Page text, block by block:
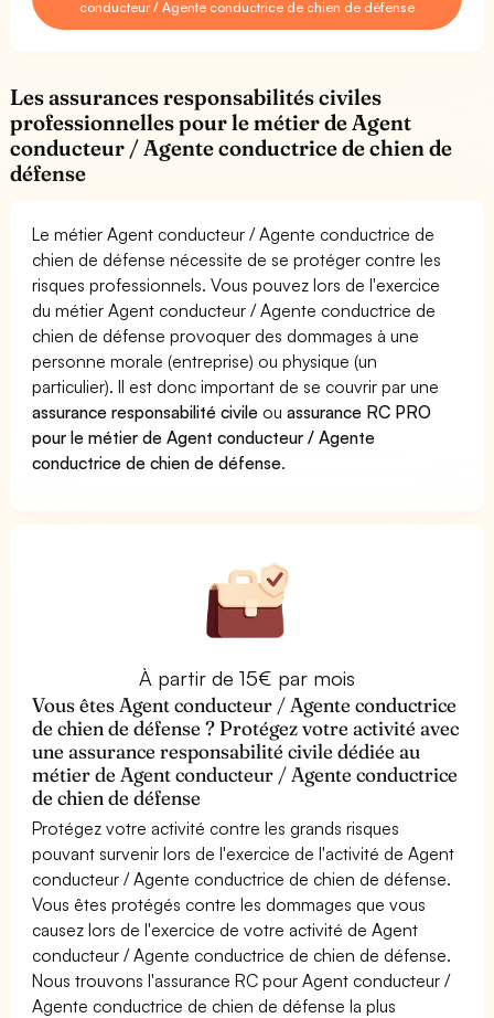
conducteur / Agente conductrice de chien de défense
Les assurances responsabilités civiles
professionnelles pour le métier de Agent
conducteur / Agente conductrice de chien de
défense
Le métier Agent conducteur / Agente conductrice de
chien de défense nécessite de se protéger contre les
risques professionnels. Vous pouvez lors de l'exercice
du métier Agent conducteur / Agente conductrice de
chien de défense provoquer des dommages à une
personne morale (entreprise) ou physique (un
particulier). Il est donc important de se couvrir par une
assurance responsabilité civile ouassurance RC PRO
pour le métier de Agent conducteur / Agente
conductrice de chien de défense.
À partir de 15€ par mois
Vous êtes Agent conducteur / Agente conductrice
de chien de défense ? Protégez votre activité avec
une assurance responsabilité civile dédiée au
métier de Agent conducteur / Agente conductrice
de chien de défense
Protégez votre activité contre les grands risques
pouvant survenir lors de l'exercice de l'activité de Agent
conducteur / Agente conductrice de chien de défense.
Vous êtes protégés contre les dommages que vous
causez lors de l'exercice de votre activité de Agent
conducteur / Agente conductrice de chien de défense.
Nous trouvons l'assurance RC pour Agent conducteur /
Agente conductrice de chien de défense la plus